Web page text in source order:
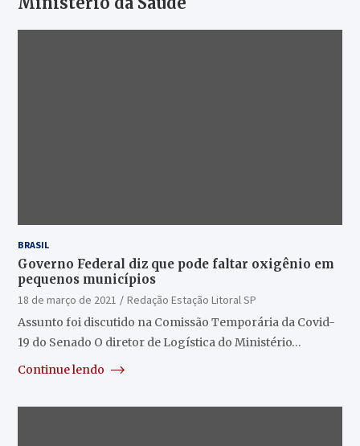
BRASIL
Governo Federal diz que pode faltar oxigênio em
pequenos municípios
18 de março de 2021
Redação Estação Litoral SP
Assunto foi discutido na Comissão Temporária da Covid-
19 do Senado O diretor de Logística do Ministério…
Continue lendo